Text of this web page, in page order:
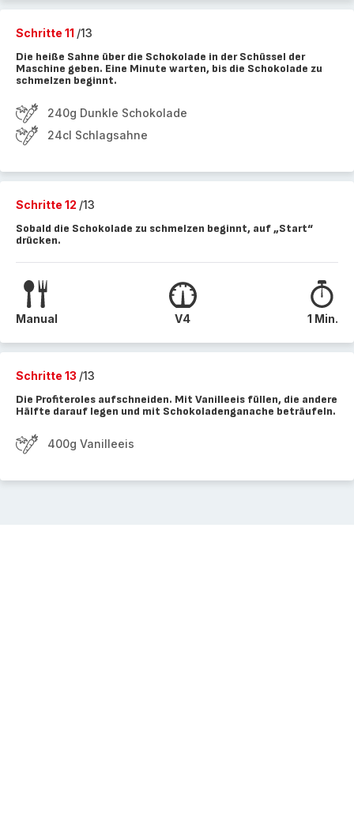
Schritte 11 /13
Die heiße Sahne über die Schokolade in der Schüssel der
Maschine geben. Eine Minute warten, bis die Schokolade zu
schmelzen beginnt.
240g Dunkle Schokolade
24cl Schlagsahne
Schritte 12 /13
Sobald die Schokolade zu schmelzen beginnt, auf „Start“
drücken.
Manual V4 1 Min.
Schritte 13 /13
Die Profiteroles aufschneiden. Mit Vanilleeis füllen, die andere
Hälfte darauf legen und mit Schokoladenganache beträufeln.
400g Vanilleeis